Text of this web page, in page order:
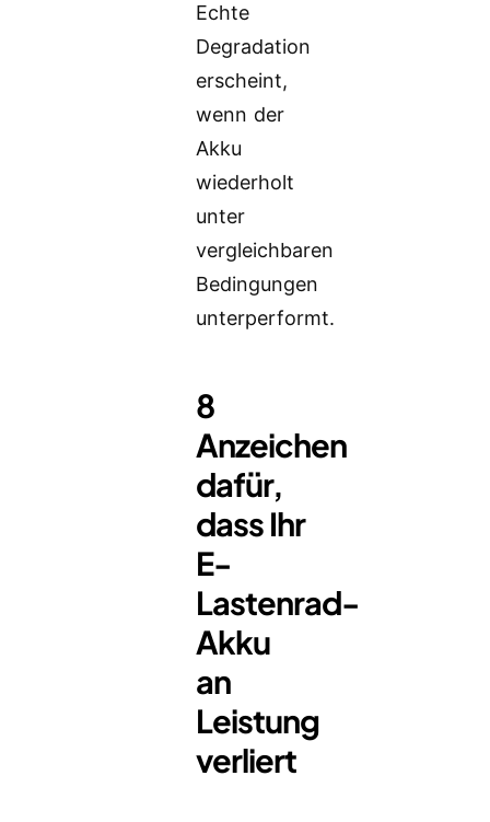
Echte
Degradation
erscheint,
wenn der
Akku
wiederholt
unter
vergleichbaren
Bedingungen
unterperformt.
8
Anzeichen
dafür,
dass Ihr
E-
Lastenrad-
Akku
an
Leistung
verliert